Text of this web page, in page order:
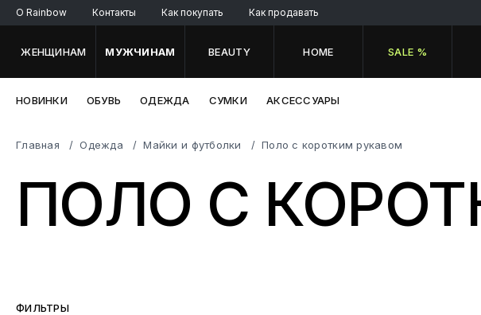
O Rainbow Контакты Как покупать Как продавать
ЖЕНЩИНАМ МУЖЧИНАМ BEAUTY HOME SALE %
НОВИНКИ ОБУВЬ ОДЕЖДА СУМКИ АКСЕССУАРЫ
Главная Одежда Майки и футболки Поло с коротким рукавом
ПОЛО С
ФИЛЬТРЫ